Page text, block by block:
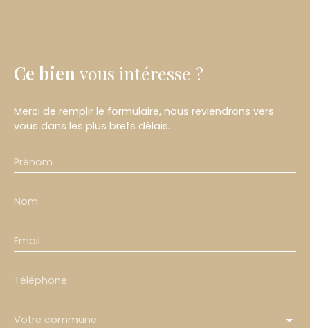
Ce bien vous intéresse ?
Merci de remplir le formulaire, nous reviendrons vers
vous dans les plus brefs délais.
Prénom
Nom
Email
Téléphone
Votre commune